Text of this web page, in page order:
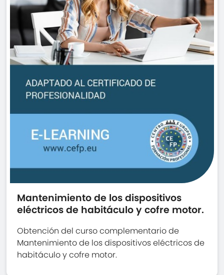
Mantenimiento de los dispositivos
eléctricos de habitáculo y cofre motor.
Obtención del curso complementario de
Mantenimiento de los dispositivos eléctricos de
habitáculo y cofre motor.